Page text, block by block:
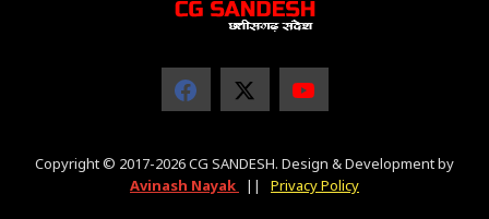
Copyright © 2017-2026 CG SANDESH. Design & Development by
Avinash Nayak
|| Privacy Policy